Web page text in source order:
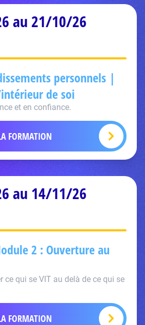
au 21/10/26
personnels |
de soi
et en confiance.
FORMATION
au 14/11/26
2 : Ouverture au
ce qui se VIT au delà de ce qui se
FORMATION